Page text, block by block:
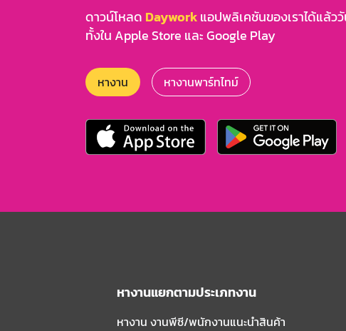
ดาวน์โหลด Dayworkแอปพลิเคชันของเราได้แล้ว
ทั้งใน Apple Store และ Google Play
หางาน หางานพาร์ทไทม์
หางานแยกตามประเภทงาน
หางาน งานพีซี/พนักงานแนะนําสินค้า